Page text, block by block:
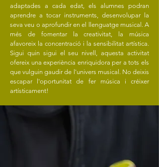
adaptades a cada edat, els alumnes podran
aprendre a tocar instruments, desenvolupar la
seva veu o aprofundir en el llenguatge musical. A
més de fomentar la creativitat, la música
afavoreix la concentració i la sensibilitat artística.
Sigui quin sigui el seu nivell, aquesta activitat
ofereix una experiència enriquidora per a tots els
que vulguin gaudir de l'univers musical. No deixis
escapar l'oportunitat de fer música i créixer
artísticament!